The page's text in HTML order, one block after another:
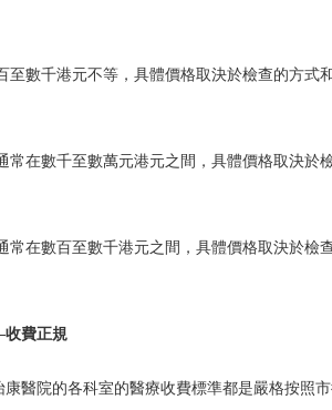
至數千港元不等，具體價格取決於檢查的方式
常在數千至數萬元港元之間，具體價格取決於
常在數百至數千港元之間，具體價格取決於檢
費正規
醫院的各科室的醫療收費標準都是嚴格按照